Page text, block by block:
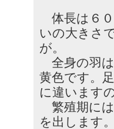
体長は６
いの大きさ
が。
全身の羽は
黄色です。
に違います
繁殖期に
を出します